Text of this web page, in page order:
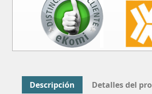
Descripción Detalles del